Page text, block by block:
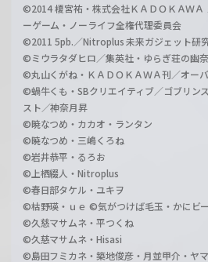
©2014 榎宮祐・株式会社ＫＡＤＯＫＡＷＡ
ーゲーム・ノーライフ全権代理委員会
©2011 5pb.／Nitroplus 未来ガジェット研
©ミウラタダヒロ／集英社・ゆらぎ荘の幽
©丸山くがね・ＫＡＤＯＫＡＷＡ刊／オー
©蝸牛くも・SBクリエイティブ／ゴブリ
スト／神奈月昇
©暁なつめ・カカオ・ランタン
©暁なつめ・三嶋くろね
©岩井恭平・るろお
©上栖綴人・Nitroplus
©春日部タケル・ユキヲ
©枯野瑛・ｕｅ ©気がつけば毛玉・かにビ
©久慈マサムネ・平つくね
©久慈マサムネ・Hisasi
©島田フミカネ・築地俊彦・月並甲介・ヤ